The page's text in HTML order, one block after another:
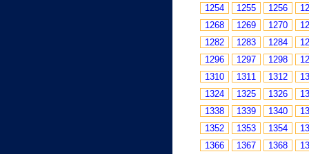
1254
1255 1256
1268
1269 1270
1282
1283 1284
1296
1297 1298
1310
1311 1312
1324
1325 1326
1338
1339 1340
1352
1353 1354
1366
1367 1368